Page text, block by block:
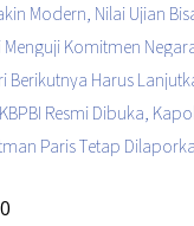
Modern, Nilai Ujian
Komitmen
Berikutnya Harus
Resmi Dibuka,
Paris Tetap